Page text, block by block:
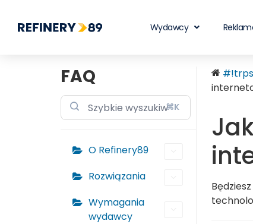
Wydawcy
FAQ
⌘K
O Refinery89
Rozwiązania
Wymagania
wydawcy